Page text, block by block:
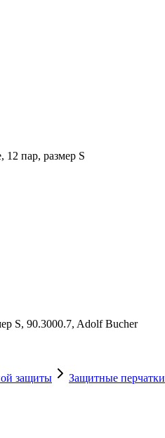
пар, размер S
S, 90.3000.7, Adolf Bucher
защиты Защитные перчатки